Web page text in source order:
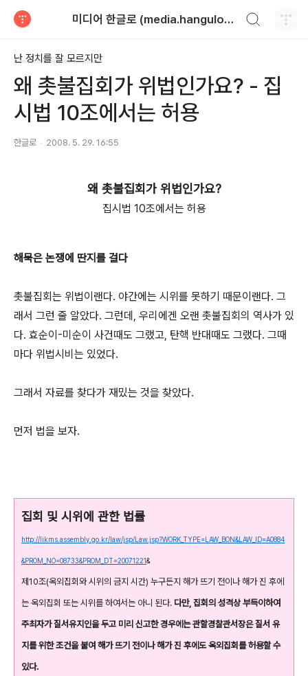
미디어 한글로 (media.hangulo.net)
난 정치를 잘 모르지만
왜 촛불집회가 위법인가요? - 집
시법 10조에서는 허용
한글로 2008. 5. 29. 16:55
왜 촛불집회가 위법인가요?
집시법 10조에서는 허용
해묵은 논쟁에 딴지를 걸다
촛불집회는 위법이랜다. 야간에는 시위를 못하기 때문이랜다. 그
래서 그런 줄 알았다. 그런데, 우리에겐 오랜 촛불집회의 역사가 있
다. 효순이-미순이 사건때도 그랬고, 탄핵 반대때도 그랬다. 그때
마다 위법시비는 있었다.
그래서 자료를 찾다가 재밌는 것을 찾았다.
먼저 법을 보자.
집회 및 시위에 관한 법률
http://likms.assembly.go.kr/law/jsp/Law.jsp?WORK_TYPE=LAW_BON&LAW_ID=A0884
&PROM_NO=08733&PROM_DT=20071221&
제10조(옥외집회와 시위의 금지 시간) 누구든지 해가 뜨기 전이나 해가 진 후에
는 옥외집회 또는 시위를 하여서는 아니 된다. 다만, 집회의 성격상 부득이하여
주최자가 질서유지인을 두고 미리 신고한 경우에는 관할경찰관서장은 질서 유
지를 위한 조건을 붙여 해가 뜨기 전이나 해가 진 후에도 옥외집회를 허용할 수
있다.